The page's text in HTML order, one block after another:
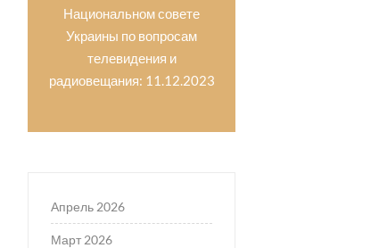
Национальном совете
Украины по вопросам
телевидения и
радиовещания: 11.12.2023
Апрель 2026
Март 2026